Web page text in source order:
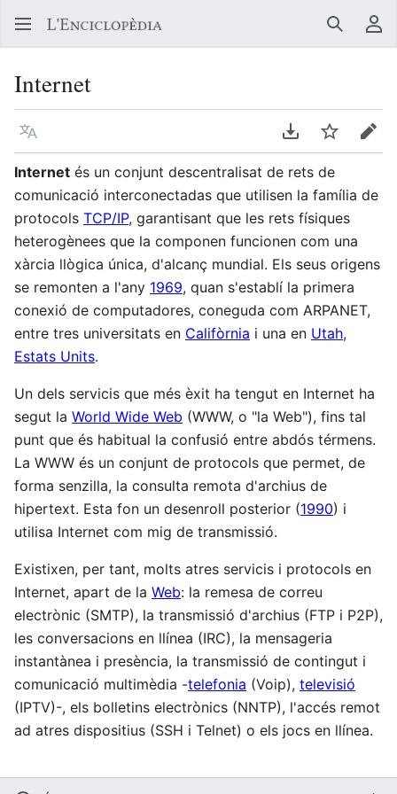
Buscar
Internet
Llegir en un atre idioma Descarregar en
Vigilar
Internet és un conjunt descentralisat de rets de
comunicació interconectadas que utilisen la família de
protocols TCP/IP, garantisant que les rets físiques
heterogènees que la componen funcionen com una
xàrcia llògica única, d'alcanç mundial. Els seus origens
se remonten a l'any 1969, quan s'establí la primera
conexió de computadores, coneguda com ARPANET,
entre tres universitats en Califòrnia i una en Utah,
Estats Units.
Un dels servicis que més èxit ha tengut en Internet ha
segut la World Wide Web (WWW, o "la Web"), fins tal
punt que és habitual la confusió entre abdós térmens.
La WWW és un conjunt de protocols que permet, de
forma senzilla, la consulta remota d'archius de
hipertext. Esta fon un desenroll posterior (1990) i
utilisa Internet com mig de transmissió.
Existixen, per tant, molts atres servicis i protocols en
Internet, apart de la Web: la remesa de correu
electrònic (SMTP), la transmissió d'archius (FTP i P2P),
les conversacions en llínea (IRC), la mensageria
instantànea i presència, la transmissió de contingut i
comunicació multimèdia -telefonia (Voip), televisió
(IPTV)-, els bolletins electrònics (NNTP), l'accés remot
ad atres dispositius (SSH i Telnet) o els jocs en llínea.